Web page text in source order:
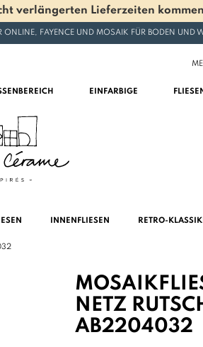
verlängerten Lieferzeiten
ONLINE, FAYENCE UND MOSAIK FÜR BODEN UND
EINFARBIGE
INNENFLIESEN RETRO-
ETZ
B2204032